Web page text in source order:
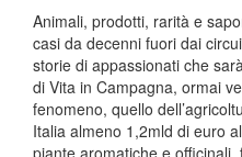
Animali, prodotti, rarità e
casi da decenni fuori dai
storie di appassionati che
di Vita in Campagna, ormai
fenomeno, quello
Italia almeno 1,2mld di euro
piante aromatiche e